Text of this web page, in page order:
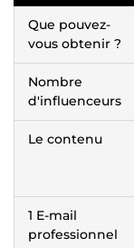
Que pouvez-
vous obtenir ?
Nombre
d'influenceurs
Le contenu
1 E-mail
professionnel